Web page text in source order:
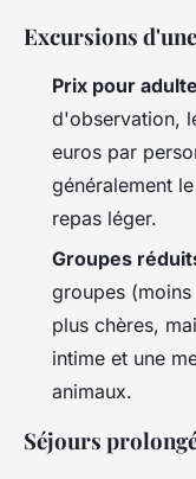
Excursions
Prix pour adulte
d'observation,
euros par
généralement
repas léger.
Groupes
groupes
plus chères,
intime et une
animaux.
Séjours